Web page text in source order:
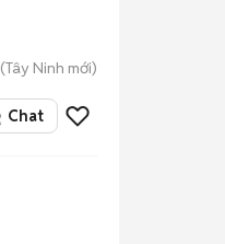
(Tây Ninh mới)
Chat